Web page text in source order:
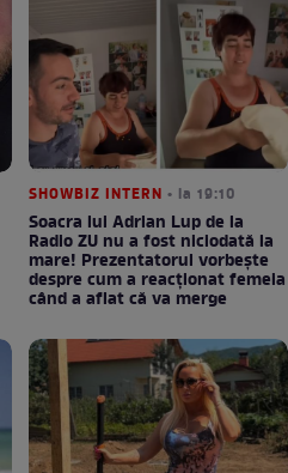
SHOWBIZ INTERN • la 19:10
Soacra lui Adrian Lup de la
Radio ZU nu a fost niciodată la
mare! Prezentatorul vorbește
despre cum a reacționat femeia
când a aflat că va merge